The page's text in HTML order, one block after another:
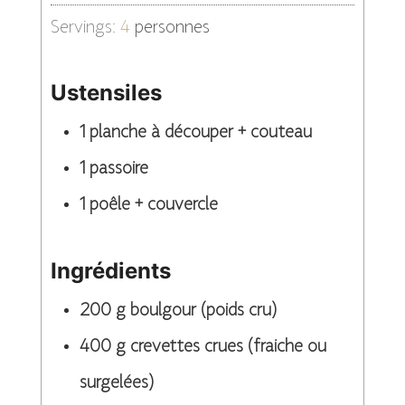
Servings: 4 personnes
Ustensiles
1 planche à découper + couteau
1 passoire
1 poêle + couvercle
Ingrédients
200 g boulgour (poids cru)
400 g crevettes crues (fraiche ou
surgelées)